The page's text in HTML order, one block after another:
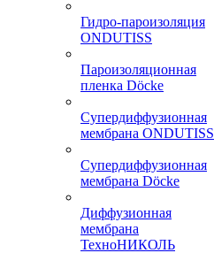
Гидро-пароизоляция
ONDUTISS
Пароизоляционная
пленка Döcke
Супердиффузионная
мембрана ONDUTISS
Супердиффузионная
мембрана Döcke
Диффузионная
мембрана
ТехноНИКОЛЬ